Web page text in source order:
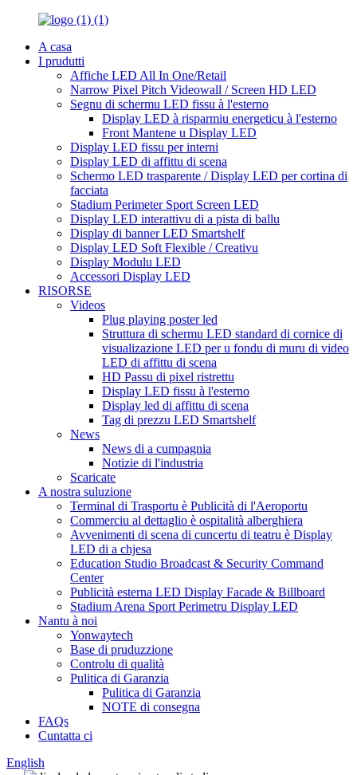
A casa
I prudutti
Affiche LED All In One/Retail
Narrow Pixel Pitch Videowall / Screen HD LED
Segnu di schermu LED fissu à l'esterno
Display LED à risparmiu energeticu à l'esterno
Front Mantene u Display LED
Display LED fissu per interni
Display LED di affittu di scena
Schermo LED trasparente / Display LED per cortina di
facciata
Stadium Perimeter Sport Screen LED
Display LED interattivu di a pista di ballu
Display di banner LED Smartshelf
Display LED Soft Flexible / Creativu
Display Modulu LED
Accessori Display LED
RISORSE
Videos
Plug playing poster led
Struttura di schermu LED standard di cornice di
visualizazione LED per u fondu di muru di video
LED di affittu di scena
HD Passu di pixel ristrettu
Display LED fissu à l'esterno
Display led di affittu di scena
Tag di prezzu LED Smartshelf
News
News di a cumpagnia
Notizie di l'industria
Scaricate
A nostra suluzione
Terminal di Trasportu è Publicità di l'Aeroportu
Commerciu al dettaglio è ospitalità alberghiera
Avvenimenti di scena di cuncertu di teatru è Display
LED di a chjesa
Education Studio Broadcast & Security Command
Center
Publicità esterna LED Display Facade & Billboard
Stadium Arena Sport Perimetru Display LED
Nantu à noi
Yonwaytech
Base di pruduzzione
Controlu di qualità
Pulitica di Garanzia
Pulitica di Garanzia
NOTE di consegna
FAQs
Cuntatta ci
English